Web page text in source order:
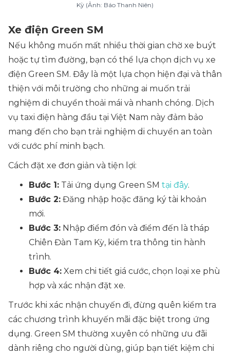
Kỳ (Ảnh: Báo Thanh Niên)
Xe điện Green SM
Nếu không muốn mất nhiều thời gian chờ xe buýt
hoặc tự tìm đường, bạn có thể lựa chọn dịch vụ xe
điện Green SM. Đây là một lựa chọn hiện đại và thân
thiện với môi trường cho những ai muốn trải
nghiệm di chuyển thoải mái và nhanh chóng. Dịch
vụ taxi điện hàng đầu tại Việt Nam này đảm bảo
mang đến cho bạn trải nghiệm di chuyển an toàn
với cước phí minh bạch.
Cách đặt xe đơn giản và tiện lợi:
Bước 1: Tải ứng dụng Green SM tại đây.
Bước 2: Đăng nhập hoặc đăng ký tài khoản
mới.
Bước 3: Nhập điểm đón và điểm đến là tháp
Chiên Đàn Tam Kỳ, kiểm tra thông tin hành
trình.
Bước 4: Xem chi tiết giá cước, chọn loại xe phù
hợp và xác nhận đặt xe.
Trước khi xác nhận chuyến đi, đừng quên kiểm tra
các chương trình khuyến mãi đặc biệt trong ứng
dụng. Green SM thường xuyên có những ưu đãi
dành riêng cho người dùng, giúp bạn tiết kiệm chi